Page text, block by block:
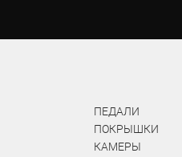
ПЕДАЛИ
ПОКРЫШКИ
КАМЕРЫ